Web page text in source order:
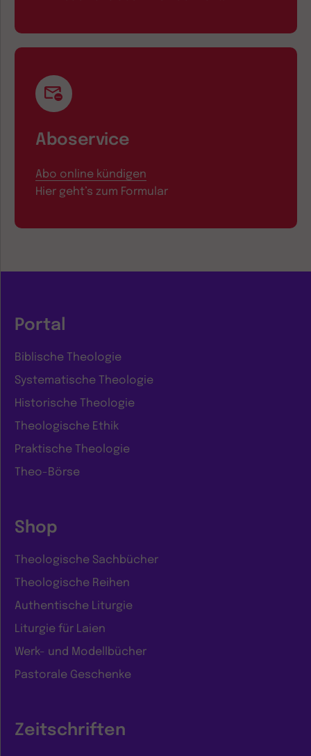
Aboservice
Abo online kündigen
Hier geht’s zum Formular
Portal
Biblische Theologie
Systematische Theologie
Historische Theologie
Theologische Ethik
Praktische Theologie
Theo-Börse
Shop
Theologische Sachbücher
Theologische Reihen
Authentische Liturgie
Liturgie für Laien
Werk- und Modellbücher
Pastorale Geschenke
Zeitschriften